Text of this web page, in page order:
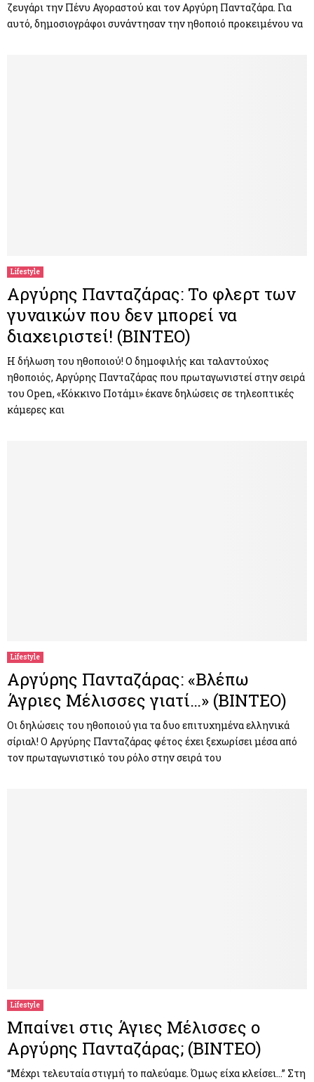
ζευγάρι την Πένυ Αγοραστού και τον Αργύρη Πανταζάρα. Για
αυτό, δημοσιογράφοι συνάντησαν την ηθοποιό προκειμένου να
Lifestyle
Αργύρης Πανταζάρας: Το φλερτ των
γυναικών που δεν μπορεί να
διαχειριστεί! (ΒΙΝΤΕΟ)
Η δήλωση του ηθοποιού! Ο δημοφιλής και ταλαντούχος
ηθοποιός, Αργύρης Πανταζάρας που πρωταγωνιστεί στην σειρά
του Οpen, «Κόκκινο Ποτάμι» έκανε δηλώσεις σε τηλεοπτικές
κάμερες και
Lifestyle
Αργύρης Πανταζάρας: «Βλέπω
Άγριες Μέλισσες γιατί…» (ΒΙΝΤΕΟ)
Οι δηλώσεις του ηθοποιού για τα δυο επιτυχημένα ελληνικά
σίριαλ! Ο Αργύρης Πανταζάρας φέτος έχει ξεχωρίσει μέσα από
τον πρωταγωνιστικό του ρόλο στην σειρά του
Lifestyle
Μπαίνει στις Άγιες Μέλισσες ο
Αργύρης Πανταζάρας; (ΒΙΝΤΕΟ)
“Μέχρι τελευταία στιγμή το παλεύαμε. Όμως είχα κλείσει…” Στη